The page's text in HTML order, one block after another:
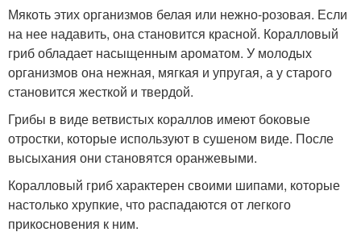
Мякоть этих организмов белая или нежно-розовая. Если
на нее надавить, она становится красной. Коралловый
гриб обладает насыщенным ароматом. У молодых
организмов она нежная, мягкая и упругая, а у старого
становится жесткой и твердой.
Грибы в виде ветвистых кораллов имеют боковые
отростки, которые используют в сушеном виде. После
высыхания они становятся оранжевыми.
Коралловый гриб характерен своими шипами, которые
настолько хрупкие, что распадаются от легкого
прикосновения к ним.